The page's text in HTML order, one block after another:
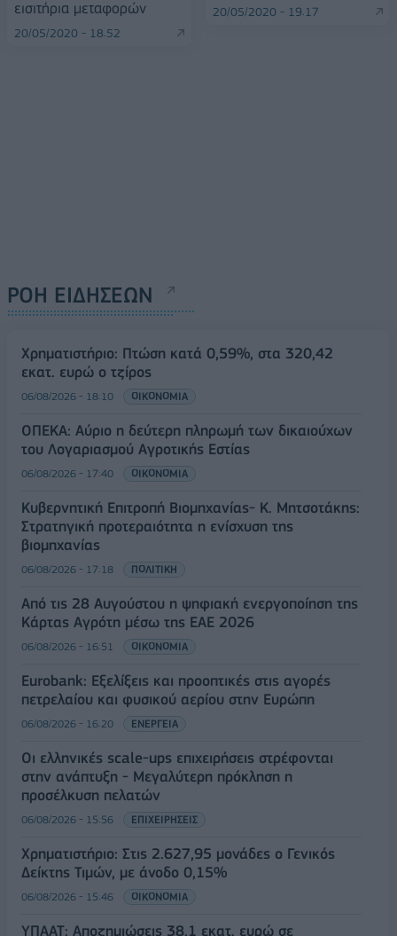
εισιτήρια μεταφορών
20/05/2020 - 18:52
20/05/2020 - 19:17
ΡΟΗ ΕΙΔΗΣΕΩΝ
Χρηματιστήριο: Πτώση κατά 0,59%, στα 320,42
εκατ. ευρώ ο τζίρος
06/08/2026 - 18:10 ΟΙΚΟΝΟΜΙΑ
ΟΠΕΚΑ: Αύριο η δεύτερη πληρωμή των δικαιούχων
του Λογαριασμού Αγροτικής Εστίας
06/08/2026 - 17:40 ΟΙΚΟΝΟΜΙΑ
Κυβερνητική Επιτροπή Βιομηχανίας- Κ. Μητσοτάκης:
Στρατηγική προτεραιότητα η ενίσχυση της
βιομηχανίας
06/08/2026 - 17:18 ΠΟΛΙΤΙΚΗ
Από τις 28 Αυγούστου η ψηφιακή ενεργοποίηση της
Κάρτας Αγρότη μέσω της ΕΑΕ 2026
06/08/2026 - 16:51 ΟΙΚΟΝΟΜΙΑ
Eurobank: Εξελίξεις και προοπτικές στις αγορές
πετρελαίου και φυσικού αερίου στην Ευρώπη
06/08/2026 - 16:20 ΕΝΕΡΓΕΙΑ
Οι ελληνικές scale-ups επιχειρήσεις στρέφονται
στην ανάπτυξη - Μεγαλύτερη πρόκληση η
προσέλκυση πελατών
06/08/2026 - 15:56 ΕΠΙΧΕΙΡΗΣΕΙΣ
Χρηματιστήριο: Στις 2.627,95 μονάδες ο Γενικός
Δείκτης Τιμών, με άνοδο 0,15%
06/08/2026 - 15:46 ΟΙΚΟΝΟΜΙΑ
ΥΠΑΑΤ: Αποζημιώσεις 38,1 εκατ. ευρώ σε